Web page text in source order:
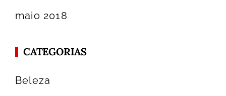
maio 2018
CATEGORIAS
Beleza